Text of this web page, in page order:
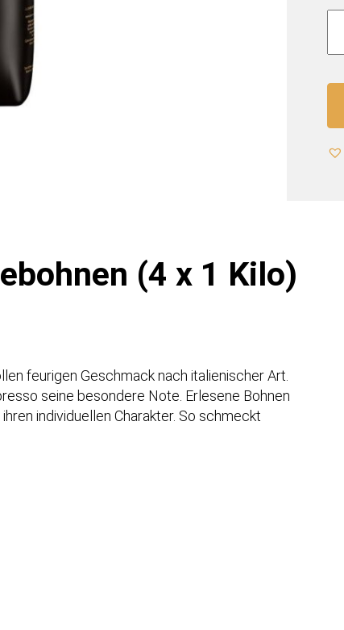
(4 x 1 Kilo)
feurigen Geschmack nach italienischer Art.
seine besondere Note. Erlesene Bohnen
individuellen Charakter. So schmeckt